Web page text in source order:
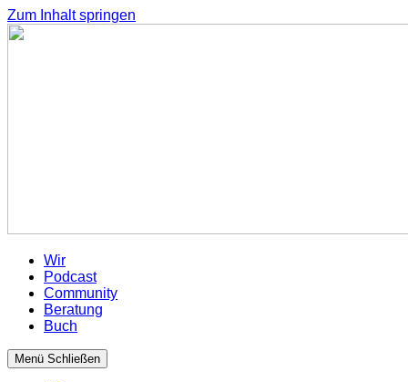
Zum Inhalt springen
Wir
Podcast
Community
Beratung
Buch
Menü Schließen